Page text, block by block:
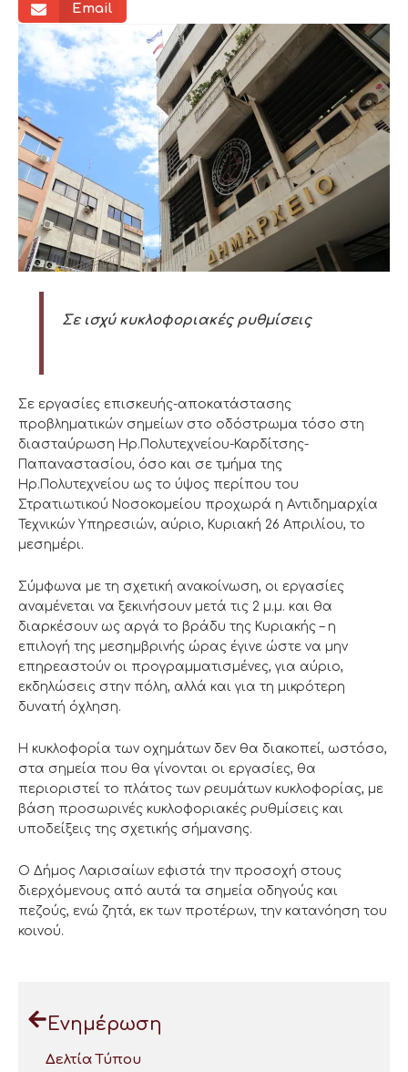
Email
Σε ισχύ κυκλοφοριακές ρυθμίσεις
Σε εργασίες επισκευής-αποκατάστασης
προβληματικών σημείων στο οδόστρωμα τόσο στη
διασταύρωση Ηρ.Πολυτεχνείου-Καρδίτσης-
Παπαναστασίου, όσο και σε τμήμα της
Ηρ.Πολυτεχνείου ως το ύψος περίπου του
Στρατιωτικού Νοσοκομείου προχωρά η Αντιδημαρχία
Τεχνικών Υπηρεσιών, αύριο, Κυριακή 26 Απριλίου, το
μεσημέρι.
Σύμφωνα με τη σχετική ανακοίνωση, οι εργασίες
αναμένεται να ξεκινήσουν μετά τις 2 μ.μ. και θα
διαρκέσουν ως αργά το βράδυ της Κυριακής – η
επιλογή της μεσημβρινής ώρας έγινε ώστε να μην
επηρεαστούν οι προγραμματισμένες, για αύριο,
εκδηλώσεις στην πόλη, αλλά και για τη μικρότερη
δυνατή όχληση.
Η κυκλοφορία των οχημάτων δεν θα διακοπεί, ωστόσο,
στα σημεία που θα γίνονται οι εργασίες, θα
περιοριστεί το πλάτος των ρευμάτων κυκλοφορίας, με
βάση προσωρινές κυκλοφοριακές ρυθμίσεις και
υποδείξεις της σχετικής σήμανσης.
Ο Δήμος Λαρισαίων εφιστά την προσοχή στους
διερχόμενους από αυτά τα σημεία οδηγούς και
πεζούς, ενώ ζητά, εκ των προτέρων, την κατανόηση του
κοινού.
Ενημέρωση
Δελτία Τύπου